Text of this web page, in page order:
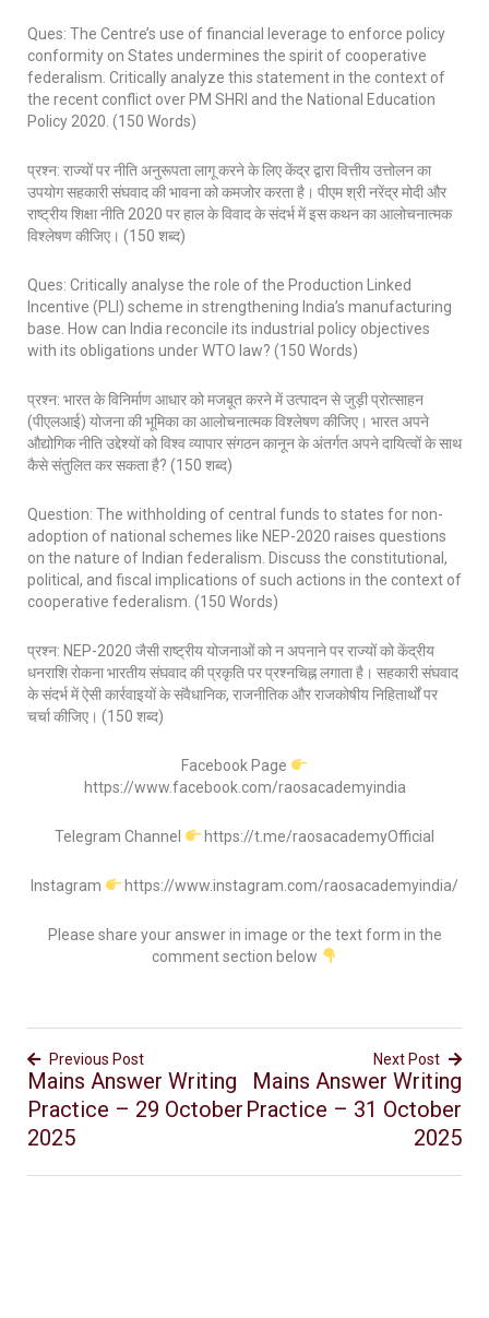
Ques: The Centre’s use of financial leverage to enforce policy
conformity on States undermines the spirit of cooperative
federalism. Critically analyze this statement in the context of
the recent conflict over PM SHRI and the National Education
Policy 2020. (150 Words)
प्रश्न: राज्यों पर नीति अनुरूपता लागू करने के लिए केंद्र द्वारा वित्तीय उत्तोलन का
उपयोग सहकारी संघवाद की भावना को कमजोर करता है। पीएम श्री नरेंद्र मोदी और
राष्ट्रीय शिक्षा नीति 2020 पर हाल के विवाद के संदर्भ में इस कथन का आलोचनात्मक
विश्लेषण कीजिए। (150 शब्द)
Ques: Critically analyse the role of the Production Linked
Incentive (PLI) scheme in strengthening India’s manufacturing
base. How can India reconcile its industrial policy objectives
with its obligations under WTO law? (150 Words)
प्रश्न: भारत के विनिर्माण आधार को मजबूत करने में उत्पादन से जुड़ी प्रोत्साहन
(पीएलआई) योजना की भूमिका का आलोचनात्मक विश्लेषण कीजिए। भारत अपने
औद्योगिक नीति उद्देश्यों को विश्व व्यापार संगठन कानून के अंतर्गत अपने दायित्वों के साथ
कैसे संतुलित कर सकता है? (150 शब्द)
Question: The withholding of central funds to states for non-
adoption of national schemes like NEP-2020 raises questions
on the nature of Indian federalism. Discuss the constitutional,
political, and fiscal implications of such actions in the context of
cooperative federalism. (150 Words)
प्रश्न: NEP-2020 जैसी राष्ट्रीय योजनाओं को न अपनाने पर राज्यों को केंद्रीय
धनराशि रोकना भारतीय संघवाद की प्रकृति पर प्रश्नचिह्न लगाता है। सहकारी संघवाद
के संदर्भ में ऐसी कार्रवाइयों के संवैधानिक, राजनीतिक और राजकोषीय निहितार्थों पर
चर्चा कीजिए। (150 शब्द)
Facebook Page
https://www.facebook.com/raosacademyindia
Telegram Channel https://t.me/raosacademyOfficial
Instagram https://www.instagram.com/raosacademyindia/
Please share your answer in image or the text form in the
comment section below
Previous Post
Mains Answer Writing
Practice – 29 October
2025
Next Post
Mains Answer Writing
Practice – 31 October
2025